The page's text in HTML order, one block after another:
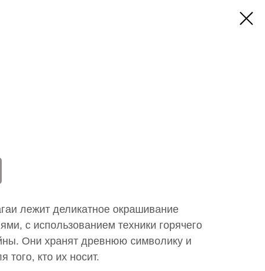
лежит деликатное окрашивание
с использованием техники горячего
Они хранят древнюю символику и
того, кто их носит.